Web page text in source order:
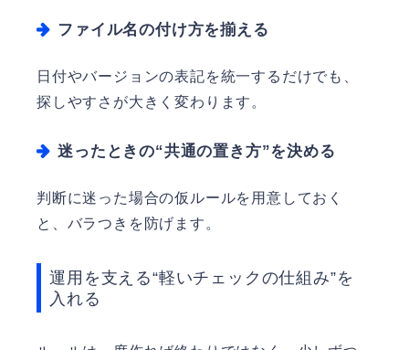
ファイル名の付け方を揃える
日付やバージョンの表記を統一するだけでも、
探しやすさが大きく変わります。
迷ったときの“共通の置き方”を決める
判断に迷った場合の仮ルールを用意しておく
と、バラつきを防げます。
運用を支える“軽いチェックの仕組み”を
入れる